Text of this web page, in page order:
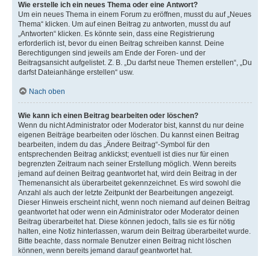
Wie erstelle ich ein neues Thema oder eine Antwort?
Um ein neues Thema in einem Forum zu eröffnen, musst du auf „Neues
Thema“ klicken. Um auf einen Beitrag zu antworten, musst du auf
„Antworten“ klicken. Es könnte sein, dass eine Registrierung
erforderlich ist, bevor du einen Beitrag schreiben kannst. Deine
Berechtigungen sind jeweils am Ende der Foren- und der
Beitragsansicht aufgelistet. Z. B. „Du darfst neue Themen erstellen“, „Du
darfst Dateianhänge erstellen“ usw.
Nach oben
Wie kann ich einen Beitrag bearbeiten oder löschen?
Wenn du nicht Administrator oder Moderator bist, kannst du nur deine
eigenen Beiträge bearbeiten oder löschen. Du kannst einen Beitrag
bearbeiten, indem du das „Ändere Beitrag“-Symbol für den
entsprechenden Beitrag anklickst; eventuell ist dies nur für einen
begrenzten Zeitraum nach seiner Erstellung möglich. Wenn bereits
jemand auf deinen Beitrag geantwortet hat, wird dein Beitrag in der
Themenansicht als überarbeitet gekennzeichnet. Es wird sowohl die
Anzahl als auch der letzte Zeitpunkt der Bearbeitungen angezeigt.
Dieser Hinweis erscheint nicht, wenn noch niemand auf deinen Beitrag
geantwortet hat oder wenn ein Administrator oder Moderator deinen
Beitrag überarbeitet hat. Diese können jedoch, falls sie es für nötig
halten, eine Notiz hinterlassen, warum dein Beitrag überarbeitet wurde.
Bitte beachte, dass normale Benutzer einen Beitrag nicht löschen
können, wenn bereits jemand darauf geantwortet hat.